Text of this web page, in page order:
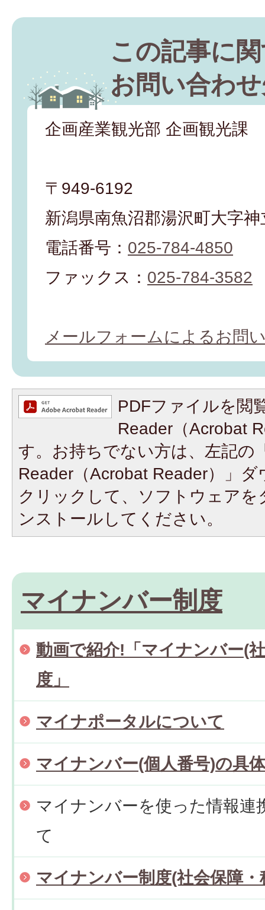
この記事に
お問い合わ
企画産業観光部 企画観光課
〒949-6192
新潟県南魚沼郡湯沢町大字
電話番号： 025-784-4850
ファックス： 025-784-3582
メールフォームによるお問
PDFファイルを閲
Reader（Acrobat
す。お持ちでない方は、左記の
Reader（Acrobat Reader）」
クリックして、ソフトウェア
ンストールしてください。
マイナンバー制度
動画で紹介!「マイナンバー(
度」
マイナポータルについて
マイナンバー(個人番号)の具
マイナンバーを使った情報連
て
マイナンバー制度(社会保障